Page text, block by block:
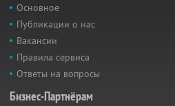
Основное
Публикации о нас
Вакансии
Правила сервиса
Ответы на вопросы
Бизнес-Партнёрам